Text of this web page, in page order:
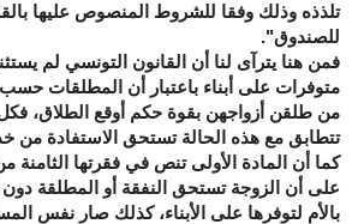
تلذذه وذلك وفقا للشروط المنصوص عليها
للصندوق".
فمن هنا يترآى لنا أن القانون التونسي لم
متوفرات على أبناء باعتبار أن المطلقات
من طلقن أزواجهن بقوة حكم أوقع الطلاق،
تتطابق مع هذه الحالة تستحق الاستفادة من
كما أن المادة الأولى تنص في فقرتها الثامنة
على أن الزوجة تستحق النفقة أو المطلقة دون
بالأم لتوفرها على الأبناء، كذلك صار نفس